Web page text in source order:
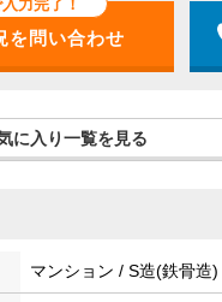
力完了！
に入り一覧を見る
マンション / S造(鉄骨造)